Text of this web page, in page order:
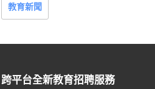
教育新聞
跨平台全新教育招聘服務